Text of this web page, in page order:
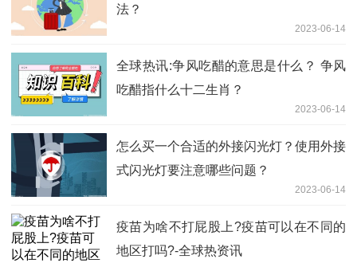
法？
2023-06-14
全球热讯:争风吃醋的意思是什么？ 争风
吃醋指什么十二生肖？
2023-06-14
怎么买一个合适的外接闪光灯？使用外接
式闪光灯要注意哪些问题？
2023-06-14
疫苗为啥不打屁股上?疫苗可以在不同的
地区打吗?-全球热资讯